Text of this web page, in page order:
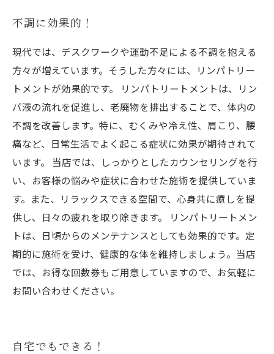
不調に効果的！
現代では、デスクワークや運動不足による不調を抱える
方々が増えています。そうした方々には、リンパトリー
トメントが効果的です。 リンパトリートメントは、リン
パ液の流れを促進し、老廃物を排出することで、体内の
不調を改善します。特に、むくみや冷え性、肩こり、腰
痛など、日常生活でよく起こる症状に効果が期待されて
います。 当店では、しっかりとしたカウンセリングを行
い、お客様の悩みや症状に合わせた施術を提供していま
す。また、リラックスできる空間で、心身共に癒しを提
供し、日々の疲れを取り除きます。 リンパトリートメン
トは、日頃からのメンテナンスとしても効果的です。定
期的に施術を受け、健康的な体を維持しましょう。当店
では、お得な回数券もご用意していますので、お気軽に
お問い合わせください。
自宅でもできる！